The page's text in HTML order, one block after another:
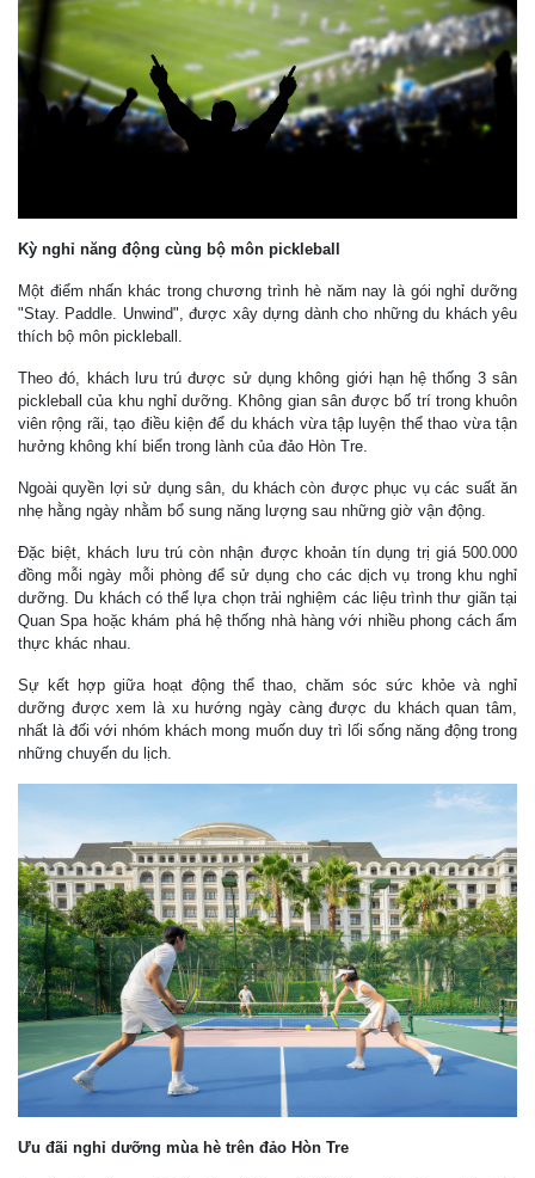
Kỳ nghỉ năng động cùng bộ môn pickleball
Một điểm nhấn khác trong chương trình hè năm nay là gói nghỉ dưỡng
"Stay. Paddle. Unwind", được xây dựng dành cho những du khách yêu
thích bộ môn pickleball.
Theo đó, khách lưu trú được sử dụng không giới hạn hệ thống 3 sân
pickleball của khu nghỉ dưỡng. Không gian sân được bố trí trong khuôn
viên rộng rãi, tạo điều kiện để du khách vừa tập luyện thể thao vừa tận
hưởng không khí biển trong lành của đảo Hòn Tre.
Ngoài quyền lợi sử dụng sân, du khách còn được phục vụ các suất ăn
nhẹ hằng ngày nhằm bổ sung năng lượng sau những giờ vận động.
Đặc biệt, khách lưu trú còn nhận được khoản tín dụng trị giá 500.000
đồng mỗi ngày mỗi phòng để sử dụng cho các dịch vụ trong khu nghỉ
dưỡng. Du khách có thể lựa chọn trải nghiệm các liệu trình thư giãn tại
Quan Spa hoặc khám phá hệ thống nhà hàng với nhiều phong cách ẩm
thực khác nhau.
Sự kết hợp giữa hoạt động thể thao, chăm sóc sức khỏe và nghỉ
dưỡng được xem là xu hướng ngày càng được du khách quan tâm,
nhất là đối với nhóm khách mong muốn duy trì lối sống năng động trong
những chuyến du lịch.
Ưu đãi nghỉ dưỡng mùa hè trên đảo Hòn Tre